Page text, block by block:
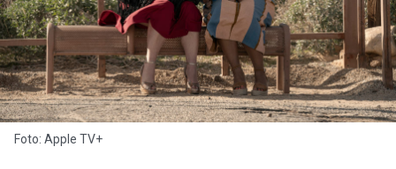
Foto: Apple TV+